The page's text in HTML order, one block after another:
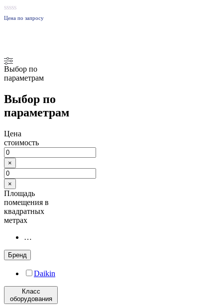
0
Цена по запросу
Выбор по
параметрам
Выбор по
параметрам
Цена
стоимость
×
×
Площадь
помещения в
квадратных
метрах
…
Бренд
Daikin
Класс
оборудования